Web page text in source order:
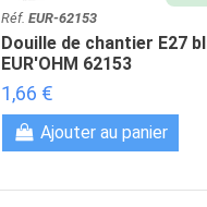
Réf. EUR-62153
Douille de chantier E27
EUR'OHM 62153
1,66 €
Ajouter au panier